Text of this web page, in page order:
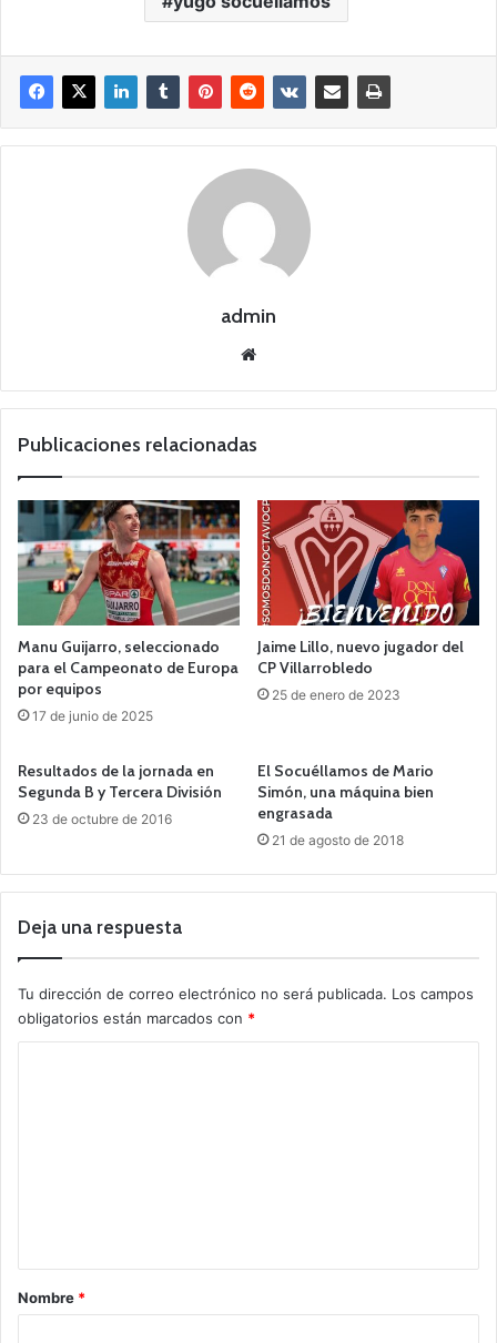
admin
we
Publicaciones relacionadas
Manu Guijarro, seleccionado
para el Campeonato de Europa
por equipos
17 de junio de 2025
Jaime Lillo, nuevo jugador del
CP Villarrobledo
25 de enero de 2023
Resultados de la jornada en
Segunda B y Tercera División
23 de octubre de 2016
El Socuéllamos de Mario
Simón, una máquina bien
engrasada
21 de agosto de 2018
Deja una respuesta
Tu dirección de correo electrónico no será publicada. Los campos
obligatorios están marcados con *
rNombre *